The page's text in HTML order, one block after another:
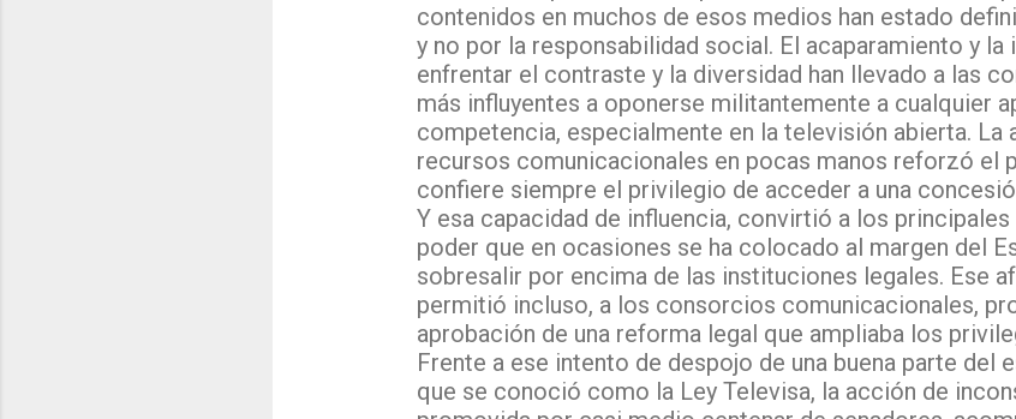
contenidos en muchos de esos medios han estado
y no por la responsabilidad social. El acaparamiento y la
enfrentar el contraste y la diversidad han llevado a las
más influyentes a oponerse militantemente a cualquier
competencia, especialmente en la televisión abierta. La
recursos comunicacionales en pocas manos reforzó el
confiere siempre el privilegio de acceder a una
Y esa capacidad de influencia, convirtió a los
poder que en ocasiones se ha colocado al margen del
sobresalir por encima de las instituciones legales. Ese
permitió incluso, a los consorcios comunicacionales,
aprobación de una reforma legal que ampliaba los
Frente a ese intento de despojo de una buena parte
que se conoció como la Ley Televisa, la acción de